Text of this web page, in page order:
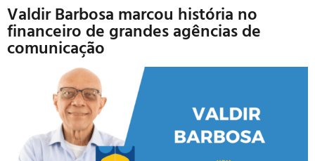
Valdir Barbosa marcou história no
financeiro de grandes agências de
comunicação